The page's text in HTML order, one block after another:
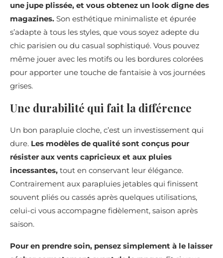
une jupe plissée, et vous obtenez un look digne des
magazines. Son esthétique minimaliste et épurée
s’adapte à tous les styles, que vous soyez adepte du
chic parisien ou du casual sophistiqué. Vous pouvez
même jouer avec les motifs ou les bordures colorées
pour apporter une touche de fantaisie à vos journées
grises.
Une durabilité qui fait la différence
Un bon parapluie cloche, c’est un investissement qui
dure. Les modèles de qualité sont conçus pour
résister aux vents capricieux et aux pluies
incessantes, tout en conservant leur élégance.
Contrairement aux parapluies jetables qui finissent
souvent pliés ou cassés après quelques utilisations,
celui-ci vous accompagne fidèlement, saison après
saison.
Pour en prendre soin, pensez simplement à le laisser